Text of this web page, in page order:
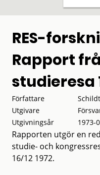
RES-
Rapport
studieresa
Författare
Utgivare
Utgivningsår
1973-
Rapporten utgör en
studie- och
16/12 1972.